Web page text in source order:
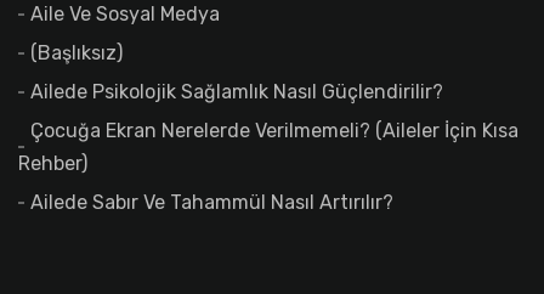
Aile Ve Sosyal Medya
(başlıksız)
Ailede Psikolojik Sağlamlık Nasıl Güçlendirilir?
Çocuğa Ekran Nerelerde Verilmemeli? (Aileler İçin Kısa
Rehber)
Ailede Sabır Ve Tahammül Nasıl Artırılır?